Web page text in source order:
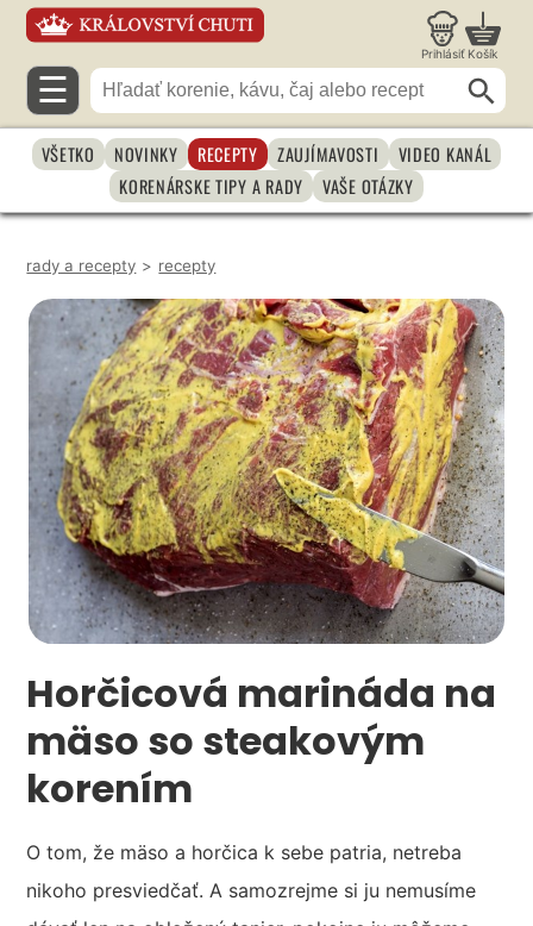
Prihlásiť Košík
☰
VŠETKO NOVINKY RECEPTY ZAUJÍMAVOSTI
VIDEO KANÁL
KORENÁRSKE TIPY A RADY
VAŠE OTÁZKY
rady a recepty > recepty
Horčicová marináda na
mäso so steakovým
korením
O tom, že mäso a horčica k sebe patria, netreba
nikoho presviedčať. A samozrejme si ju nemusíme